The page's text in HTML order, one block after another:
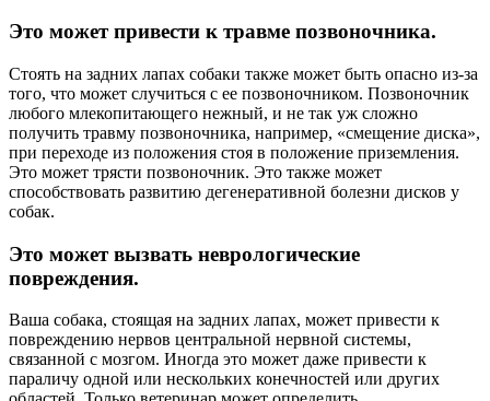
Это может привести к травме позвоночника.
Стоять на задних лапах собаки также может быть опасно из-за
того, что может случиться с ее позвоночником. Позвоночник
любого млекопитающего нежный, и не так уж сложно
получить травму позвоночника, например, «смещение диска»,
при переходе из положения стоя в положение приземления.
Это может трясти позвоночник. Это также может
способствовать развитию дегенеративной болезни дисков у
собак.
Это может вызвать неврологические
повреждения.
Ваша собака, стоящая на задних лапах, может привести к
повреждению нервов центральной нервной системы,
связанной с мозгом. Иногда это может даже привести к
параличу одной или нескольких конечностей или других